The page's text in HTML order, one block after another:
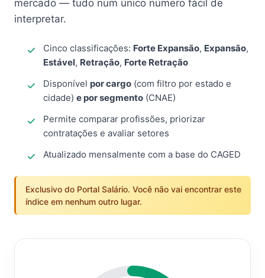
mercado — tudo num único número fácil de
interpretar.
Cinco classificações: Forte Expansão, Expansão,
Estável, Retração, Forte Retração
Disponível por cargo (com filtro por estado e
cidade) e por segmento (CNAE)
Permite comparar profissões, priorizar
contratações e avaliar setores
Atualizado mensalmente com a base do CAGED
Exclusivo do Portal Salário. Você não vai encontrar este
índice em nenhum outro lugar.